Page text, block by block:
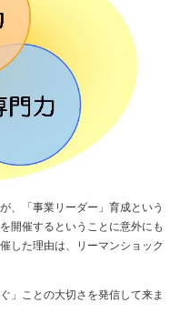
、「事業リーダー」育成という
開催するということに意外にも
した理由は、リーマンショック
」ことの大切さを発信して来ま